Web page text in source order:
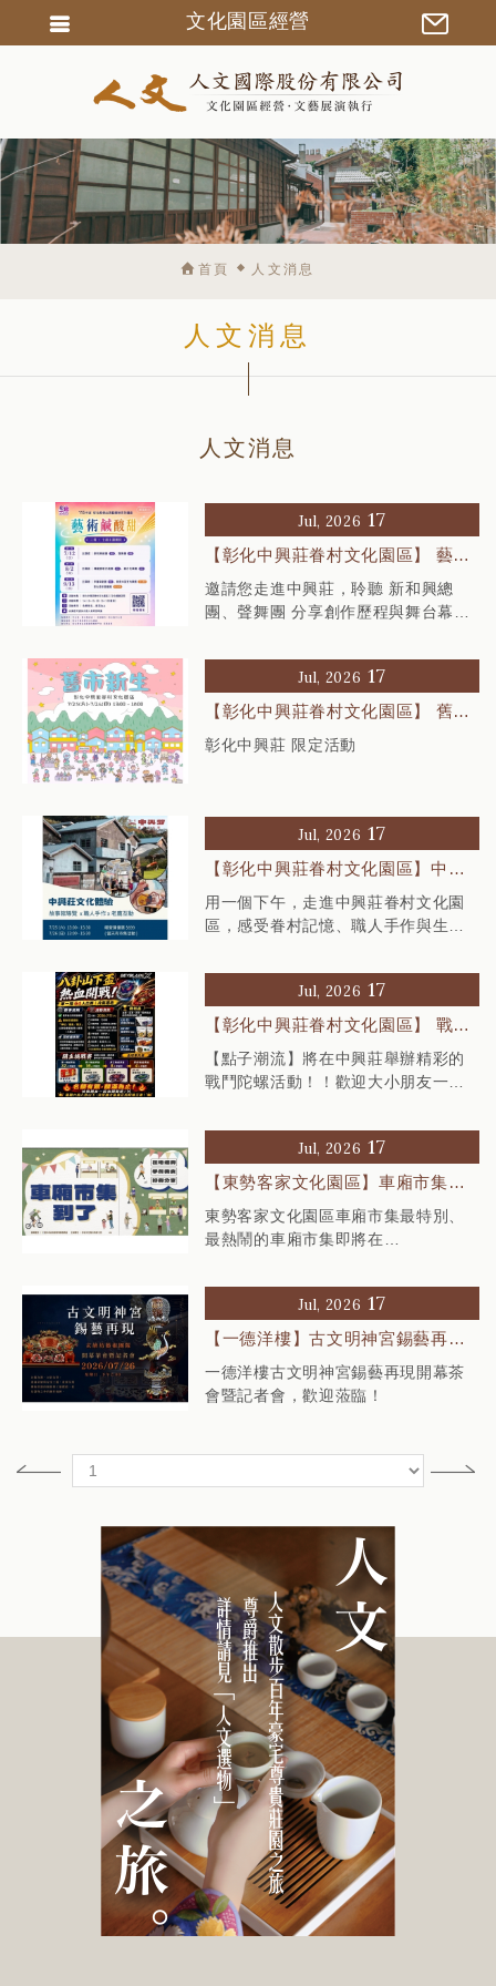
首頁 人文消息
人文消息
人文消息
Jul, 2026 17
【彰化中興莊眷村文化園區】 藝術
鹹酸甜｜系列講座 第一場
邀請您走進中興莊，聆聽 新和興總
團、聲舞團 分享創作歷程與舞台幕後
力。
Jul, 2026 17
【彰化中興莊眷村文化園區】 舊市
新生 – 彰化篇
彰化中興莊 限定活動
Jul, 2026 17
【彰化中興莊眷村文化園區】中興
莊文化體驗｜導覽 × 職人手作 × 老
鷹互動
用一個下午，走進中興莊眷村文化園
區，感受眷村記憶、職人手作與生命
Jul, 2026 17
【彰化中興莊眷村文化園區】 戰鬥
陀螺・熱血開戰
【點子潮流】將在中興莊舉辦精彩的
戰鬥陀螺活動！！歡迎大小朋友一起
刻
Jul, 2026 17
【東勢客家文化園區】車廂市集開
幕囉！
東勢客家文化園區車廂市集最特別、
最熱鬧的車廂市集即將在
囉！
Jul, 2026 17
【一德洋樓】古文明神宮錫藝再現
開幕茶會暨記者會
一德洋樓古文明神宮錫藝再現開幕茶
會暨記者會，歡迎蒞臨！
文化園區經營
會員註冊
忘記密碼
訂單查詢
匯款通知